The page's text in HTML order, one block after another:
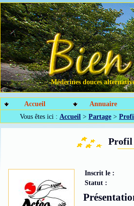
Médecines douces
Accueil Annuaire
Vous êtes ici : Accueil > Partage >
Profil
Inscrit le :
Statut :